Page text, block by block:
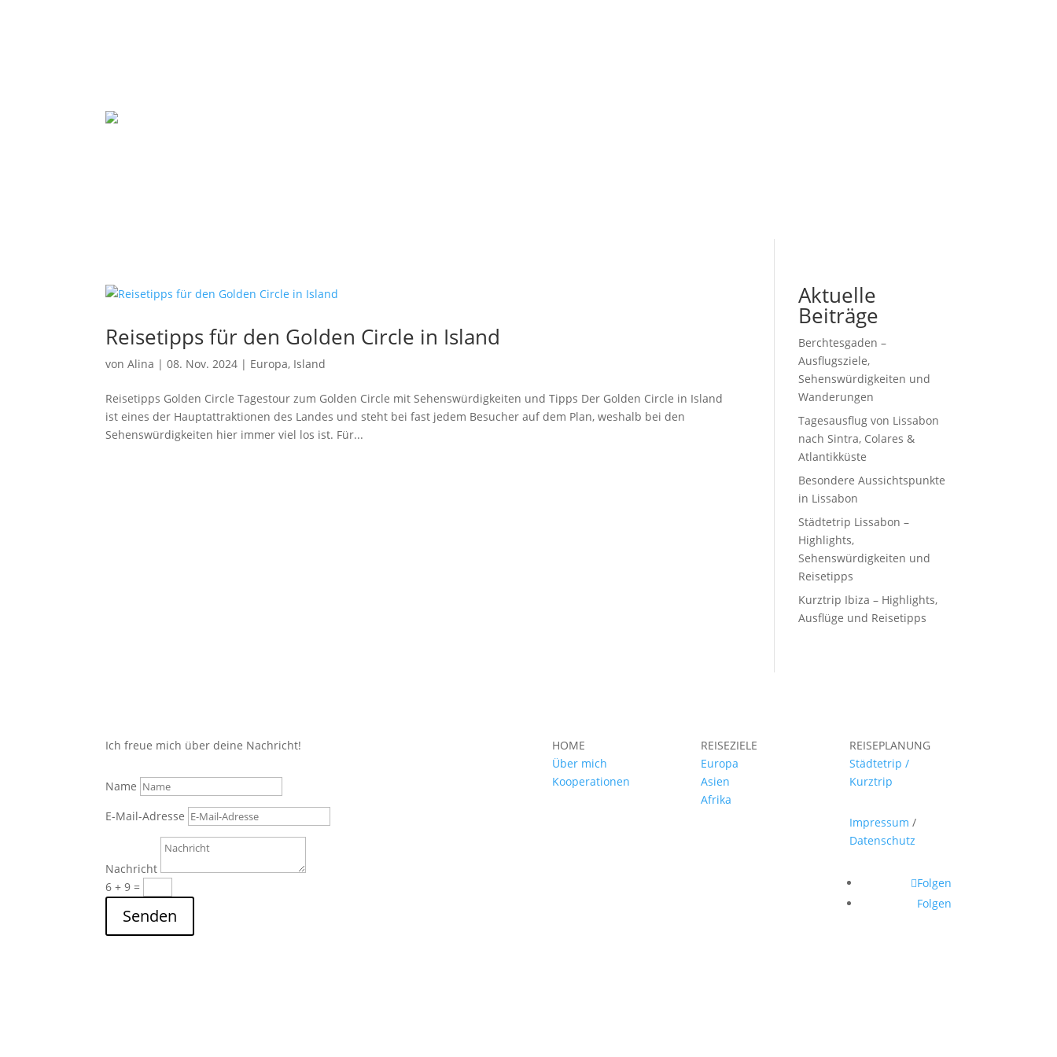
Reisetipps für den Golden Circle in Island
vonAlina |08. Nov. 2024 | Europa, Island
Reisetipps Golden Circle Tagestour zum Golden Circle mit Sehenswürdigkeiten und Tipps Der Golden Circle in Island
ist eines der Hauptattraktionen des Landes und steht bei fast jedem Besucher auf dem Plan, weshalb bei den
Sehenswürdigkeiten hier immer viel los ist. Für...
Aktuelle
Beiträge
Berchtesgaden –
Ausflugsziele,
Sehenswürdigkeiten und
Wanderungen
Tagesausflug von Lissabon
nach Sintra, Colares &
Atlantikküste
Besondere Aussichtspunkte
in Lissabon
Städtetrip Lissabon –
Highlights,
Sehenswürdigkeiten und
Reisetipps
Kurztrip Ibiza – Highlights,
Ausflüge und Reisetipps
Ich freue mich über deine Nachricht!
Name
E-Mail-Adresse
Nachricht
6 + 9 =
Senden
HOME
Über mich
Kooperationen
REISEZIELE
Europa
Asien
Afrika
REISEPLANUNG
Städtetrip /
Kurztrip
Impressum /
Datenschutz
Folgen
Folgen